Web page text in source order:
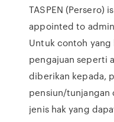
TASPEN (Persero)
appointed to
Untuk contoh yang
pengajuan seperti
diberikan kepada,
pensiun/tunjangan
jenis hak yang